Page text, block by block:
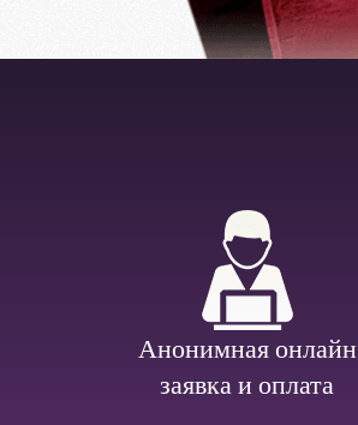
Анонимная онлайн
заявка и оплата